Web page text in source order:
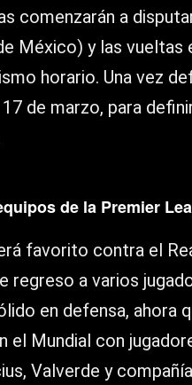
comenzarán a
México) y las vueltas
horario. Una vez
de marzo, para
de la Premier
favorito contra el
regreso a varios
en defensa, ahora
el Mundial con
Valverde y